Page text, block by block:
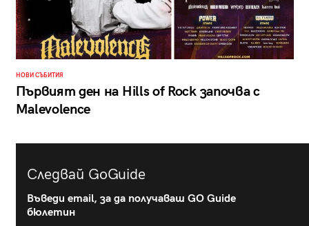
НОВИ СЪБИТИЯ
Първият ден на Hills of Rock започва с
Malevolence
Следвай GoGuide
Въведи email, за да получаваш GO Guide
бюлетин